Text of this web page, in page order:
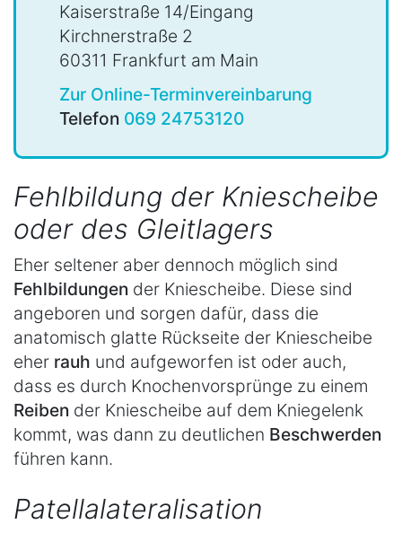
Kaiserstraße 14/Eingang
Kirchnerstraße 2
60311 Frankfurt am Main
Zur Online-Terminvereinbarung
Telefon 069 24753120
Fehlbildung der Kniescheibe
oder des Gleitlagers
Eher seltener aber dennoch möglich sind
Fehlbildungen der Kniescheibe. Diese sind
angeboren und sorgen dafür, dass die
anatomisch glatte Rückseite der Kniescheibe
eher rauh und aufgeworfen ist oder auch,
dass es durch Knochenvorsprünge zu einem
Reiben der Kniescheibe auf dem Kniegelenk
kommt, was dann zu deutlichen Beschwerden
führen kann.
Patellalateralisation